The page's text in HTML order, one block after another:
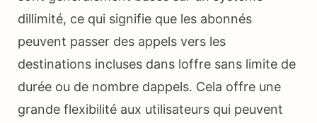
dillimité, ce qui signifie que les abonnés
peuvent passer des appels vers les
destinations incluses dans loffre sans limite de
durée ou de nombre dappels. Cela offre une
grande flexibilité aux utilisateurs qui peuvent